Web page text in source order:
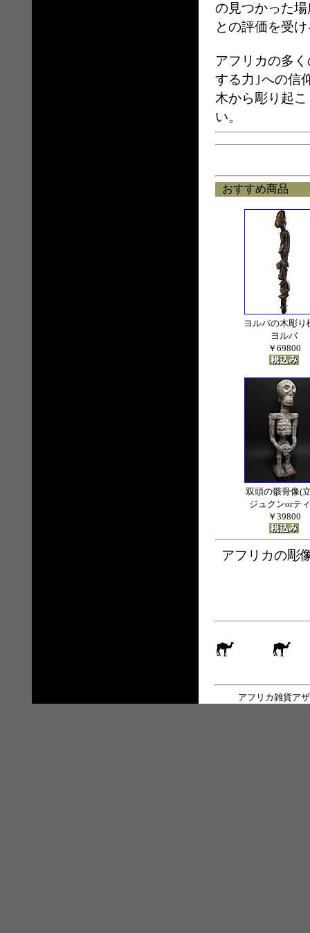
の見つかった
との評価を受
アフリカの多
する力｣への信
木から彫り起
い。
おすすめ商品
ヨルバの木彫り
ヨルバ
￥69800
双頭の骸骨像(
ジュクンorテ
￥39800
アフリカの彫
アフリカ雑貨ア